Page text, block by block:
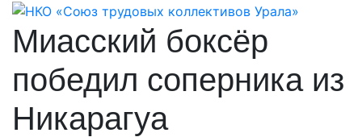
Миасский боксёр
победил соперника из
Никарагуа